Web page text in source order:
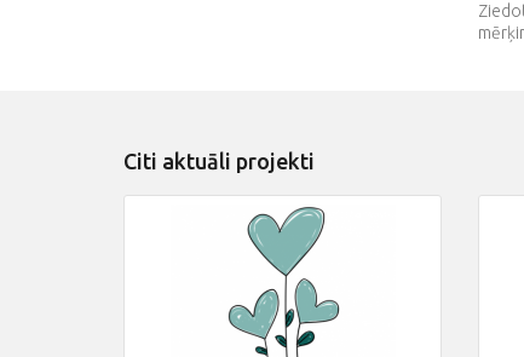
Citi aktuāli projekti